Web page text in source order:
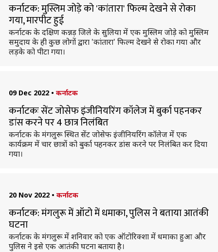
कर्नाटक: मुस्लिम जोड़े को 'कांतारा' फिल्म देखने से रोका
गया, मारपीट हुई
कर्नाटक के दक्षिण कन्नड़ जिले के सुलिया में एक मुस्लिम जोड़े को मुस्लिम
समुदाय के ही कुछ लोगों द्वारा 'कांतारा' फिल्म देखने से रोका गया और
लड़के को पीटा गया।
09 Dec 2022 • कर्नाटक
कर्नाटकः सेंट जोसेफ इंजीनियरिंग कॉलेज में बुर्का पहनकर
डांस करने पर 4 छात्र निलंबित
कर्नाटक के मंगलुरू स्थित सेंट जोसेफ इंजीनियरिंग कॉलेज में एक
कार्यक्रम में चार छात्रों को बुर्का पहनकर डांस करने पर निलंबित कर दिया
गया।
20 Nov 2022 • कर्नाटक
कर्नाटक: मंगलुरू में ऑटो में धमाका, पुलिस ने बताया आतंकी
घटना
कर्नाटक के मंगलुरू में शनिवार को एक ऑटोरिक्शा में धमाका हुआ और
पुलिस ने इसे एक आतंकी घटना बताया है।